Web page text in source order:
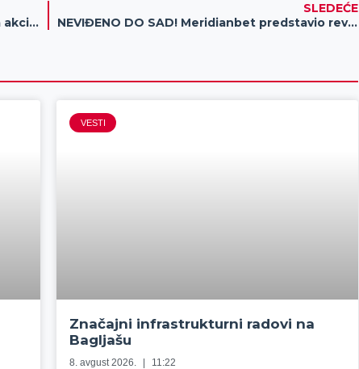
Muzički rolerkoster, košarka i humanitarna akcija- Treći dan Dana piva na na Žitnom trgu
SLEDEĆE
NEVIĐENO DO SAD! Meridianbet predstavio revolucionarnu BET BOOST opciju na novom sajtu
VESTI
Značajni infrastrukturni radovi na
Bagljašu
8. avgust 2026. 11:22